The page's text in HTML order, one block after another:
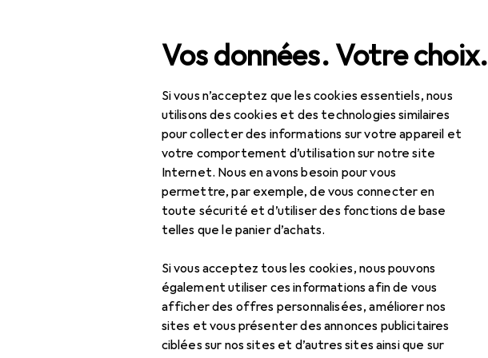
Vos données. Votre choix.
Si vous n’acceptez que les cookies essentiels, nous
utilisons des cookies et des technologies similaires
pour collecter des informations sur votre appareil et
votre comportement d’utilisation sur notre site
Internet. Nous en avons besoin pour vous
permettre, par exemple, de vous connecter en
toute sécurité et d’utiliser des fonctions de base
telles que le panier d’achats.
Si vous acceptez tous les cookies, nous pouvons
également utiliser ces informations afin de vous
afficher des offres personnalisées, améliorer nos
sites et vous présenter des annonces publicitaires
ciblées sur nos sites et d’autres sites ainsi que sur
Recherche
Tout l'assortiment IT + multimédia Audio
Enceinte connectée
ProduitsForum